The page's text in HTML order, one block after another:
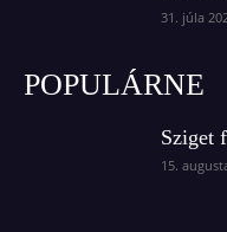
31. júla
POPULÁRNE
Sziget
15.